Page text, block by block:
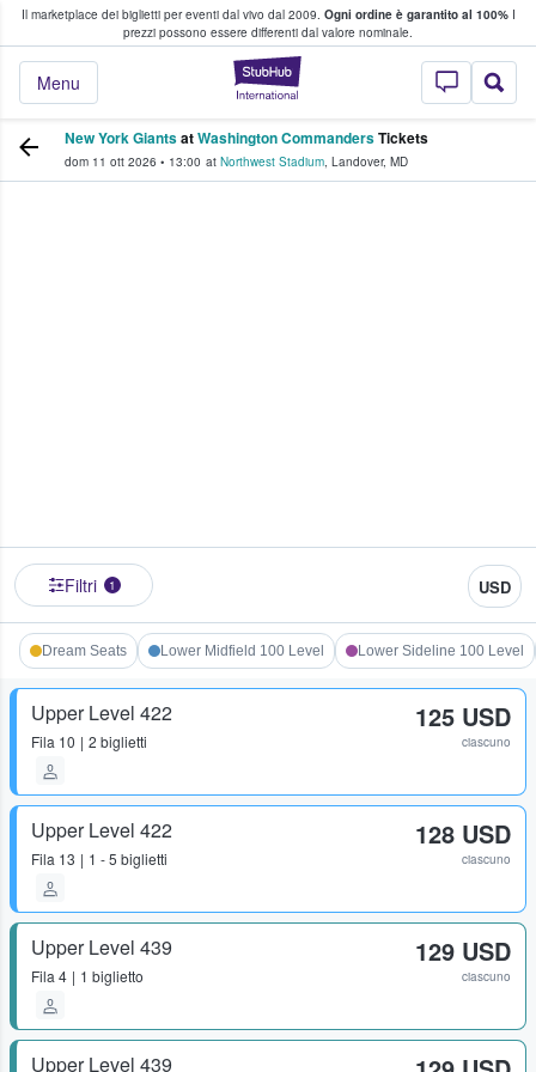
Il marketplace dei biglietti per eventi dal vivo dal 2009. Ogni ordine è garantito al 100%I
prezzi possono essere differenti dal valore nominale.
StubHub - Dove
Menu
fan comprano e vendono biglietti
New York GiantsatWashington CommandersTickets
dom 11 ott 2026 • 13:00 at Northwest Stadium, Landover, MD
Filtri 1 USD
Dream Seats Lower Midfield 100 Level Lower Sideline 100 Level
Upper Level 422
Fila 10 2 biglietti
125 USD
ciascuno
Upper Level 422
Fila 13 1 - 5 biglietti
128 USD
ciascuno
Upper Level 439
Fila 4 1 biglietto
129 USD
ciascuno
Upper Level 439